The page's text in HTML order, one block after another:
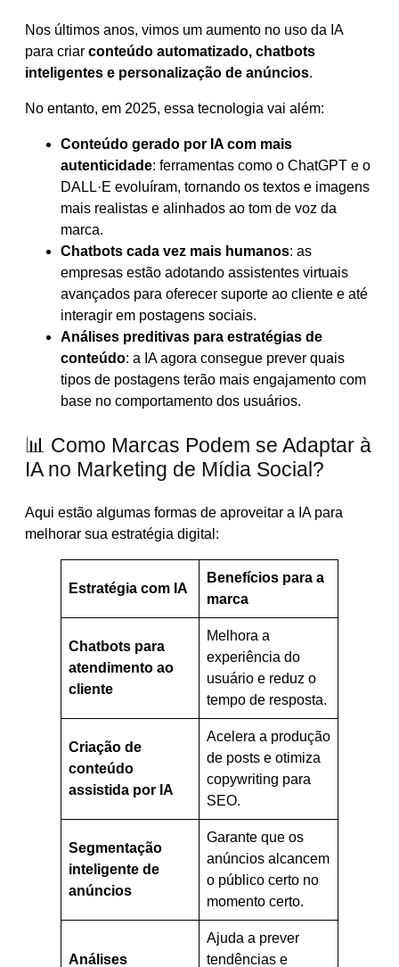
Nos últimos anos, vimos um aumento no uso da IA
para criar conteúdo automatizado, chatbots
inteligentes e personalização de anúncios.
No entanto, em 2025, essa tecnologia vai além:
Conteúdo gerado por IA com mais
autenticidade: ferramentas como o ChatGPT e o
DALL·E evoluíram, tornando os textos e imagens
mais realistas e alinhados ao tom de voz da
marca.
Chatbots cada vez mais humanos: as
empresas estão adotando assistentes virtuais
avançados para oferecer suporte ao cliente e até
interagir em postagens sociais.
Análises preditivas para estratégias de
conteúdo: a IA agora consegue prever quais
tipos de postagens terão mais engajamento com
base no comportamento dos usuários.
📊 Como Marcas Podem se Adaptar à
IA no Marketing de Mídia Social?
Aqui estão algumas formas de aproveitar a IA para
melhorar sua estratégia digital:
Estratégia com IA
Benefícios para a
marca
Chatbots para
atendimento ao
cliente
Melhora a
experiência do
usuário e reduz o
tempo de resposta.
Criação de
conteúdo
assistida por IA
Acelera a produção
de posts e otimiza
copywriting para
SEO.
Segmentação
inteligente de
anúncios
Garante que os
anúncios alcancem
o público certo no
momento certo.
Análises
Ajuda a prever
tendências e